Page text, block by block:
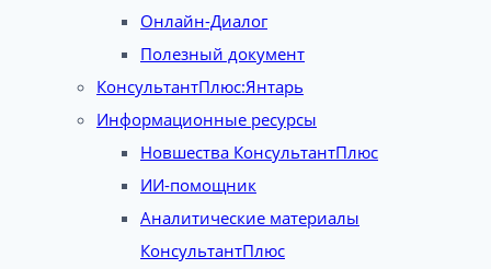
Онлайн-Диалог
Полезный документ
КонсультантПлюс:Янтарь
Информационные ресурсы
Новшества КонсультантПлюс
ИИ-помощник
Аналитические материалы
КонсультантПлюс